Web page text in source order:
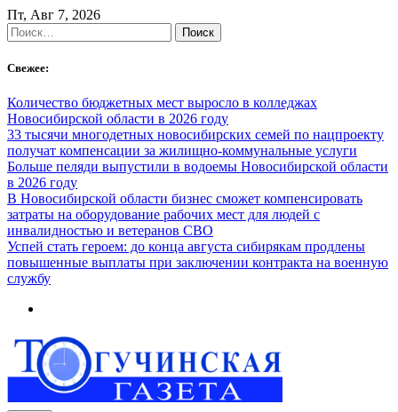
Skip
to
content
Пт, Авг 7, 2026
Найти:
Свежее:
Количество бюджетных мест выросло в колледжах
Новосибирской области в 2026 году
33 тысячи многодетных новосибирских семей по нацпроекту
получат компенсации за жилищно-коммунальные услуги
Больше пеляди выпустили в водоемы Новосибирской области
в 2026 году
В Новосибирской области бизнес сможет компенсировать
затраты на оборудование рабочих мест для людей с
инвалидностью и ветеранов СВО
Успей стать героем: до конца августа сибирякам продлены
повышенные выплаты при заключении контракта на военную
службу